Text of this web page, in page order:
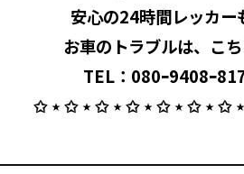
安心の24時間レッカー
お車のトラブルは、こ
TEL：080ｰ9408ｰ
✩ ⋆ ✩ ⋆ ✩ ⋆ ✩ ⋆ ✩ ⋆ ✩ ⋆ ✩